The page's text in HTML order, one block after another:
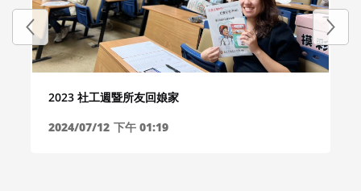
2023 社工週暨所友回娘家
2024/07/12 下午 01:19